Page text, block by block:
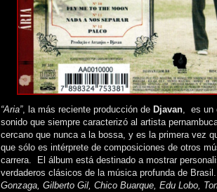
“Aria”, la más reciente producción de Djavan, es un
sonido que siempre caracterizó al artista
cercano que nunca a la bossa, y es la primera vez
que sólo es intérprete de composiciones de otros
carrera. El álbum está destinado a mostrar
verdaderos clásicos de la música profunda de
Gonzaga, Gilberto Gil, Chico Buarque, Edu Lobo,